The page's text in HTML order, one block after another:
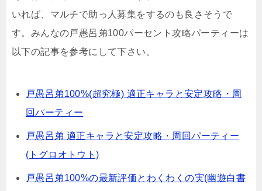
いれば、マルチで助っ人募集をするのも良さそうで
す。みんなの戸愚呂弟100パーセント攻略パーティーは
以下の記事を参考にして下さい。
戸愚呂弟100%(超究極) 適正キャラと安定攻略・周
回パーティー
戸愚呂弟 適正キャラと安定攻略・周回パーティー
(トグロオトウト)
戸愚呂弟100%の最新評価とわくわくの実(幽遊白書